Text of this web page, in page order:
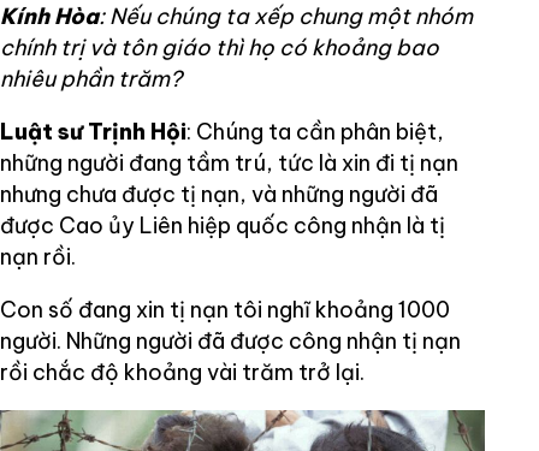
Kính Hòa: Nếu chúng ta xếp chung một nhóm
chính trị và tôn giáo thì họ có khoảng bao
nhiêu phần trăm?
Luật sư Trịnh Hội: Chúng ta cần phân biệt,
những người đang tầm trú, tức là xin đi tị nạn
nhưng chưa được tị nạn, và những người đã
được Cao ủy Liên hiệp quốc công nhận là tị
nạn rồi.
Con số đang xin tị nạn tôi nghĩ khoảng 1000
người. Những người đã được công nhận tị nạn
rồi chắc độ khoảng vài trăm trở lại.